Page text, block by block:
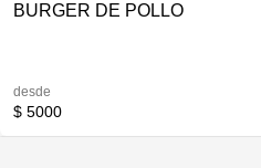
BURGER DE POLLO
desde
$ 5000